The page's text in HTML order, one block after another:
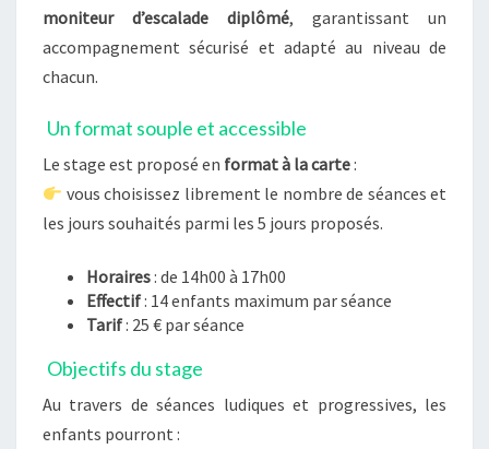
moniteur d’escalade diplômé, garantissant un
accompagnement sécurisé et adapté au niveau de
chacun.
Un format souple et accessible
Le stage est proposé en format à la carte:
vous choisissez librement le nombre de séances et
les jours souhaités parmi les 5 jours proposés.
Horaires: de 14h00 à 17h00
Effectif: 14 enfants maximum par séance
Tarif: 25 € par séance
Objectifs du stage
Au travers de séances ludiques et progressives, les
enfants pourront :